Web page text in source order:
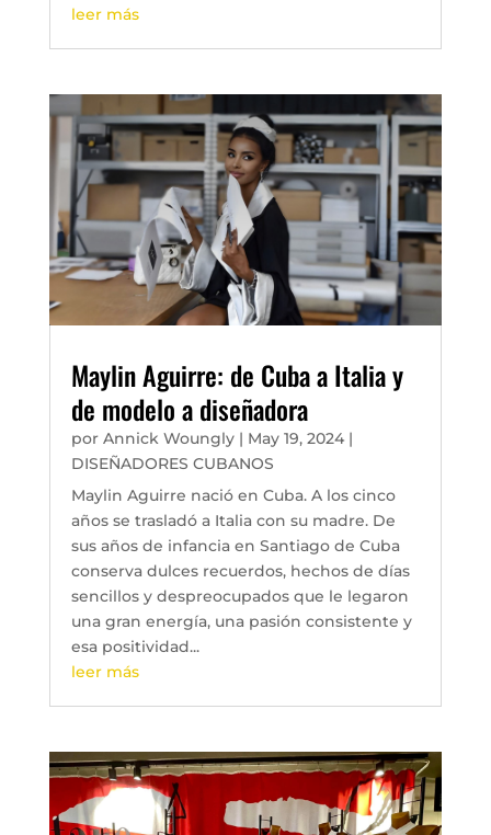
leer más
Maylin Aguirre: de Cuba a Italia y
de modelo a diseñadora
por Annick Woungly| May 19, 2024|
DISEÑADORES CUBANOS
Maylin Aguirre nació en Cuba. A los cinco
años se trasladó a Italia con su madre. De
sus años de infancia en Santiago de Cuba
conserva dulces recuerdos, hechos de días
sencillos y despreocupados que le legaron
una gran energía, una pasión consistente y
esa positividad...
leer más